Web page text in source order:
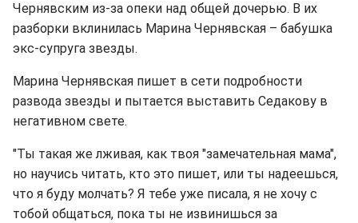
Чернявским из-за опеки над общей дочерью. В их
разборки вклинилась Марина Чернявская – бабушка
экс-супруга звезды.
Марина Чернявская пишет в сети подробности
развода звезды и пытается выставить Седакову в
негативном свете.
"Ты такая же лживая, как твоя "замечательная мама",
но научись читать, кто это пишет, или ты надеешься,
что я буду молчать? Я тебе уже писала, я не хочу с
тобой общаться, пока ты не извинишься за